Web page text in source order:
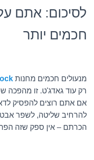
לסיכום: אתם
חכמים יותר
מנעולים חכמים מחנות
רק עוד גאדג'ט. זו מהפכה
אם אתם רוצים להפסיק
להרחיב שליטה, לשפר
הכרתם – אין ספק שזה